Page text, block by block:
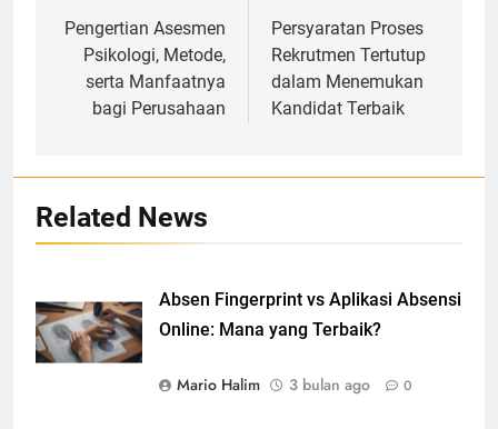
Pengertian Asesmen
Psikologi, Metode,
serta Manfaatnya
bagi Perusahaan
Persyaratan Proses
Rekrutmen Tertutup
dalam Menemukan
Kandidat Terbaik
Related News
Absen Fingerprint vs Aplikasi Absensi
Online: Mana yang Terbaik?
Mario Halim 3 bulan ago 0